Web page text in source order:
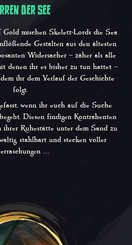
DER SEE
Goldmischen Skelett-Lords die Sea
Gestalten aus den ältesten
Widersacher – zäher als alle
denen ihr es bisher zu tun hattet –
ihr dem Verlauf der Geschichte
folgt.
wenn ihr euch auf die Suche
Diesen findigen Kontrahenten
Ruhestätte unter dem Sand zu
stahlhart und stecken voller
…